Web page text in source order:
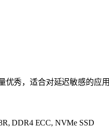
优秀，适合对延迟敏感的应用
DDR4 ECC, NVMe SSD